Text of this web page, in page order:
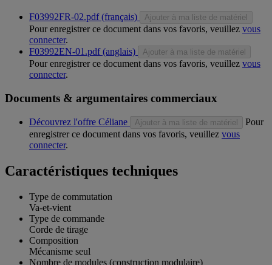
F03992FR-02.pdf (français) Ajouter à ma liste de matériel
Pour enregistrer ce document dans vos favoris, veuillez vous
connecter.
F03992EN-01.pdf (anglais)
Ajouter à ma liste de matériel
Pour enregistrer ce document dans vos favoris, veuillez vous
connecter.
Documents & argumentaires commerciaux
Découvrez l'offre Céliane Ajouter à ma liste de matériel
Pour
enregistrer ce document dans vos favoris, veuillez vous
connecter.
Caractéristiques techniques
Type de commutation
Va-et-vient
Type de commande
Corde de tirage
Composition
Mécanisme seul
Nombre de modules (construction modulaire)